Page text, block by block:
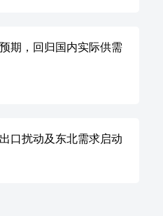
期，回归国内实际供需
口扰动及东北需求启动